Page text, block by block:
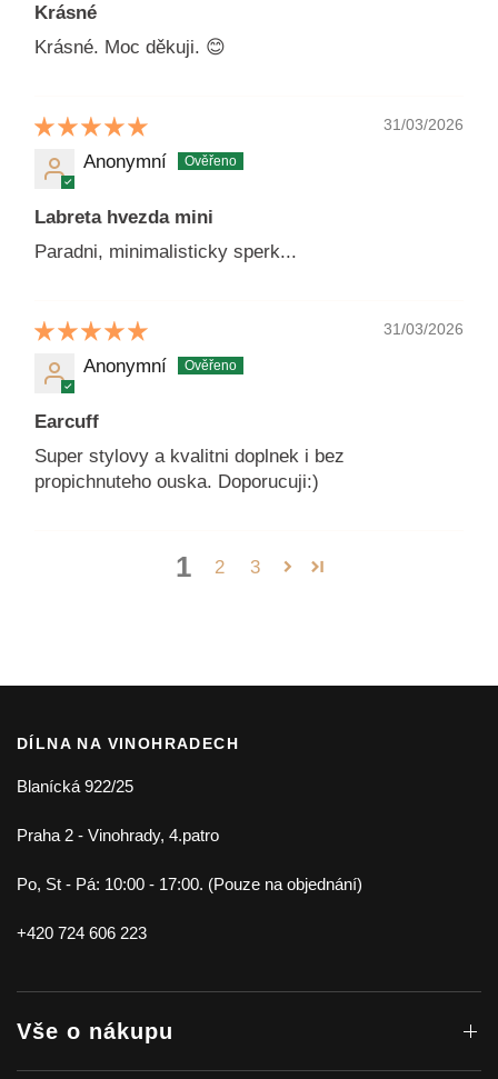
Krásné
Krásné. Moc děkuji. 😊
31/03/2026
Anonymní
Labreta hvezda mini
Paradni, minimalisticky sperk...
31/03/2026
Anonymní
Earcuff
Super stylovy a kvalitni doplnek i bez
propichnuteho ouska. Doporucuji:)
1 2 3
DÍLNA NA VINOHRADECH
Blanícká 922/25
Praha 2 - Vinohrady, 4.patro
Po, St - Pá: 10:00 - 17:00. (Pouze na objednání)
+420 724 606 223
Vše o nákupu